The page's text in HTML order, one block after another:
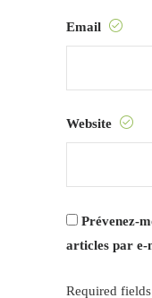
Email
Website
Prévenez-
articles par e-
Required